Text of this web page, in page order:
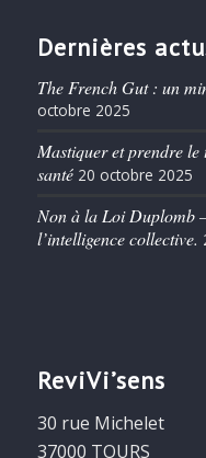
Dernières
The French Gut : un
octobre 2025
Mastiquer et prendre le
santé 20 octobre 2025
Non à la Loi Duplomb
l’intelligence collective.
ReviVi’sens
30 rue Michelet
37000 TOURS